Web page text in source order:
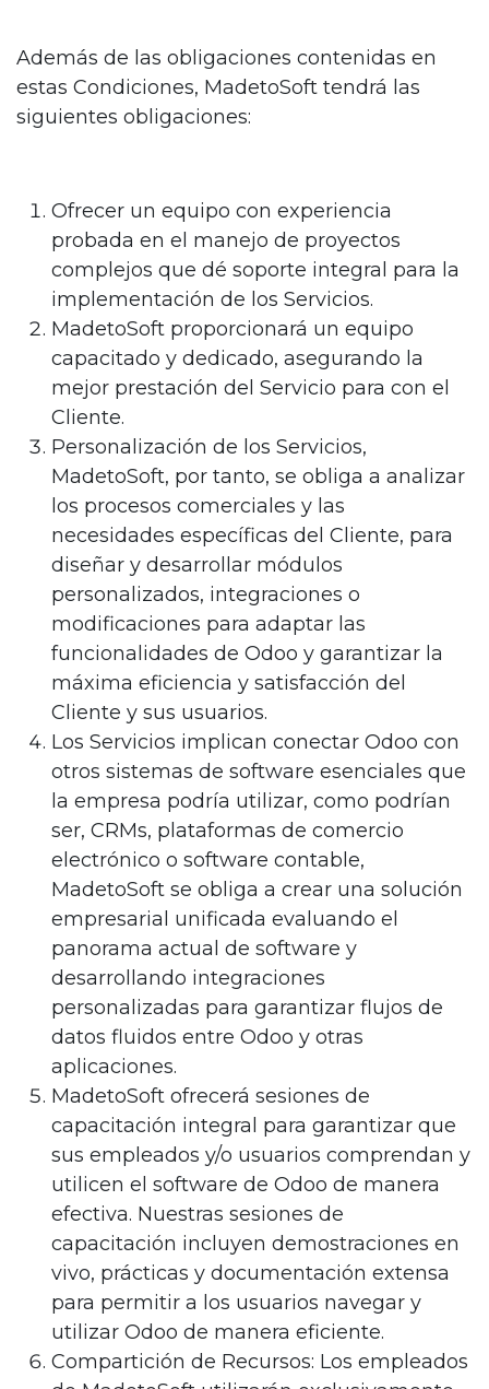
Además de las obligaciones contenidas en
estas Condiciones, MadetoSoft tendrá las
siguientes obligaciones:
Ofrecer un equipo con experiencia
probada en el manejo de proyectos
complejos que dé soporte integral para la
implementación de los Servicios.
MadetoSoft proporcionará un equipo
capacitado y dedicado, asegurando la
mejor prestación del Servicio para con el
Cliente.
Personalización de los Servicios,
MadetoSoft, por tanto, se obliga a analizar
los procesos comerciales y las
necesidades específicas del Cliente, para
diseñar y desarrollar módulos
personalizados, integraciones o
modificaciones para adaptar las
funcionalidades de Odoo y garantizar la
máxima eficiencia y satisfacción del
Cliente y sus usuarios.
Los Servicios implican conectar Odoo con
otros sistemas de software esenciales que
la empresa podría utilizar, como podrían
ser, CRMs, plataformas de comercio
electrónico o software contable,
MadetoSoft se obliga a crear una solución
empresarial unificada evaluando el
panorama actual de software y
desarrollando integraciones
personalizadas para garantizar flujos de
datos fluidos entre Odoo y otras
aplicaciones.
MadetoSoft ofrecerá sesiones de
capacitación integral para garantizar que
sus empleados y/o usuarios comprendan y
utilicen el software de Odoo de manera
efectiva. Nuestras sesiones de
capacitación incluyen demostraciones en
vivo, prácticas y documentación extensa
para permitir a los usuarios navegar y
utilizar Odoo de manera eficiente.
Compartición de Recursos: Los empleados